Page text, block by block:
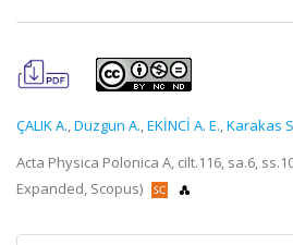
ÇALIK A.,Duzgun A.,EKİNCİ A. E.,Karakas
Acta Physica Polonica A, cilt.116, sa.6,
Expanded, Scopus)